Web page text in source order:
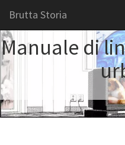
Brutta Storia
Manuale di